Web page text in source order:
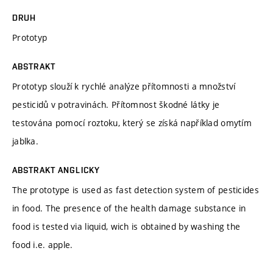
DRUH
Prototyp
ABSTRAKT
Prototyp slouží k rychlé analýze přítomnosti a množství
pesticidů v potravinách. Přítomnost škodné látky je
testována pomocí roztoku, který se získá například omytím
jablka.
ABSTRAKT ANGLICKY
The prototype is used as fast detection system of pesticides
in food. The presence of the health damage substance in
food is tested via liquid, wich is obtained by washing the
food i.e. apple.